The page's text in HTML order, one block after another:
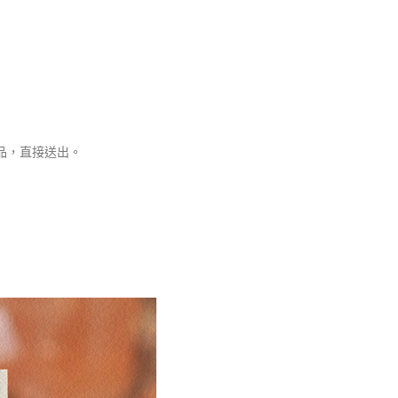
直接送出。